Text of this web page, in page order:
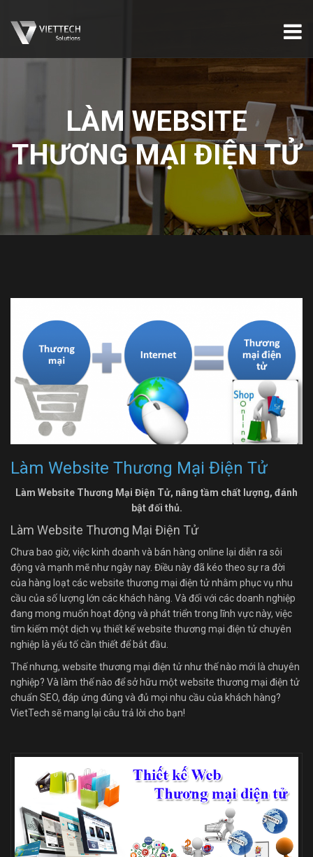
LÀM WEBSITE
THƯƠNG MẠI ĐIỆN TỬ
Làm Website Thương Mại Điện Tử
Làm Website Thương Mại Điện Tử, nâng tầm chất lượng, đánh
bật đối thủ.
Làm Website Thương Mại Điện Tử
Chưa bao giờ, việc kinh doanh và bán hàng online lại diễn ra sôi
động và mạnh mẽ như ngày nay. Điều này đã kéo theo sự ra đời
của hàng loạt các website thương mại điện tử nhằm phục vụ nhu
cầu của số lượng lớn các khách hàng. Và đối với các doanh nghiệp
đang mong muốn hoạt động và phát triển trong lĩnh vực này, việc
tìm kiếm một dịch vụ thiết kế website thương mại điện tử chuyên
nghiệp là yếu tố cần thiết để bắt đầu.
Thế nhưng, website thương mại điện tử như thế nào mới là chuyên
nghiệp? Và làm thế nào để sở hữu một website thương mại điện tử
chuẩn SEO, đáp ứng đúng và đủ mọi nhu cầu của khách hàng?
VietTech sẽ mang lại câu trả lời cho bạn!